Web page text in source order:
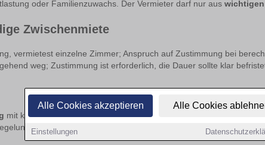
Alle Cookies akzeptieren Alle Cookies
Einstellungen
oder Familienzuwachs. Der Vermieter darf nur aus
Zwischenmiete
vermietest einzelne Zimmer; Anspruch auf Zustimmung bei
weg; Zustimmung ist erforderlich, die Dauer sollte klar
mit klarer Befristung. Enthalten sein sollten: Parteien und Adresse,
zu Haftung/Schlüsselrückgabe.